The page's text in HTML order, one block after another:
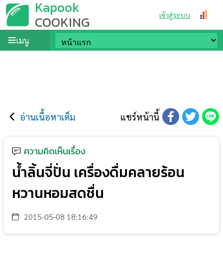
Kapook
COOKING เข้าสู่ระบบ
เมนู
อ่านเนื้อหาเต็ม แชร์หน้านี้
ความคิดเห็นเรื่อง
น้ำลิ้นจี่ปั่น เครื่องดื่มคลายร้อน
หวานหอมสดชื่น
2015-05-08 18:16:49